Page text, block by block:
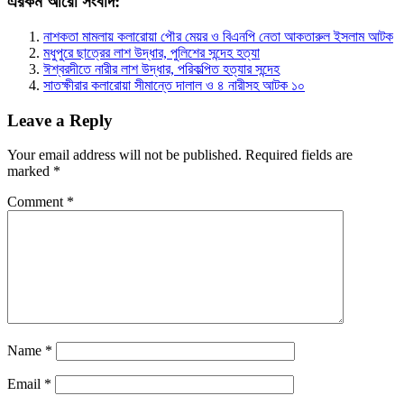
নাশকতা মামলায় কলারোয়া পৌর মেয়র ও বিএনপি নেতা আকতারুল ইসলাম আটক
মধুপুরে ছাত্রের লাশ উদ্ধার, পুলিশের সন্দেহ হত্যা
ঈশ্বরদীতে নারীর লাশ উদ্ধার, পরিকল্পিত হত্যার সন্দেহ
সাতক্ষীরার কলারোয়া সীমান্তে দালাল ও ৪ নারীসহ আটক ১০
Leave a Reply
Your email address will not be published. Required fields are
marked *
Comment *
Name *
Email *